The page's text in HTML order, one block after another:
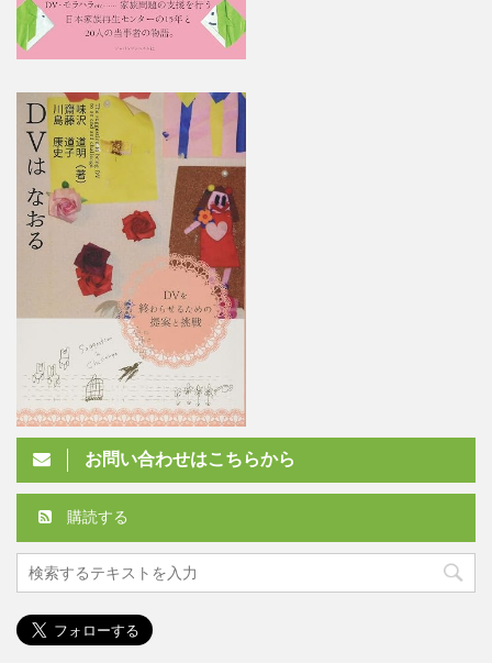
お問い合わせはこちらから
購読する